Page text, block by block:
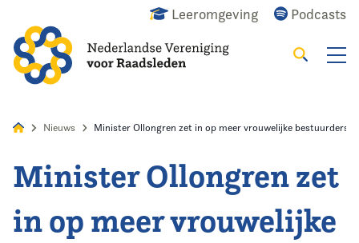
Leeromgeving Podcasts
Zoeken
Home
Agenda
Nieuws Minister Ollongren zet in op meer vrouwelijke bestuurders
Minister Ollongren zet
in op meer vrouwelijke